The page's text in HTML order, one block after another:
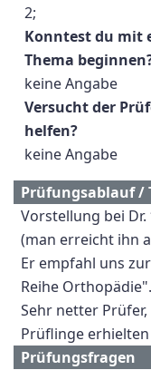
2;
Konntest du mit
Thema
keine Angabe
Versucht der
helfen?
keine Angabe
Prüfungsablauf /
Vorstellung bei
(man erreicht ihn
Er empfahl uns
Reihe Orthopädie".
Sehr netter
Prüflinge
Prüfungsfragen